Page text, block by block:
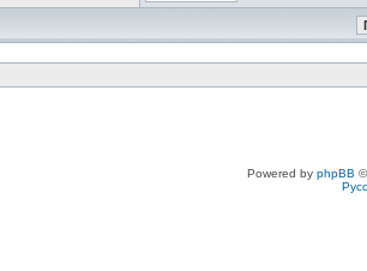
Powered by phpBB